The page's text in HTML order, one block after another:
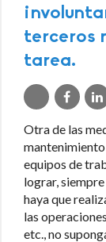
terceros
tarea.
Otra de las
mantenimiento
equipos de
lograr,
haya que
las
etc., no